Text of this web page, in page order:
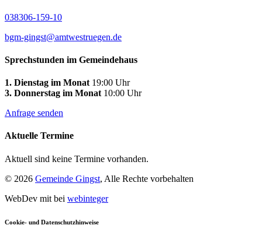
038306-159-10
bgm-gingst@amtwestruegen.de
Sprechstunden im Gemeindehaus
1. Dienstag im Monat 19:00 Uhr
3. Donnerstag im Monat 10:00 Uhr
Anfrage senden
Aktuelle Termine
Aktuell sind keine Termine vorhanden.
© 2026 Gemeinde Gingst, Alle Rechte vorbehalten
WebDev mit bei webinteger
Cookie- und Datenschutzhinweise